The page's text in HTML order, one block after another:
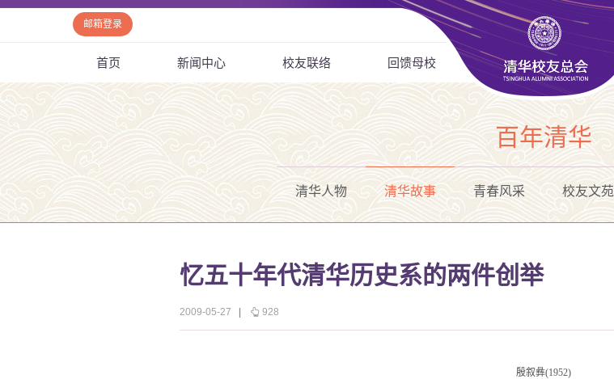
邮箱登录
首页 新闻中心 校友联络 回馈母校
百年清华
清华人物 清华故事 青春风采 校友文苑
忆五十年代清华历史系的两件创举
2009-05-27 928
殷叙彝(1952)